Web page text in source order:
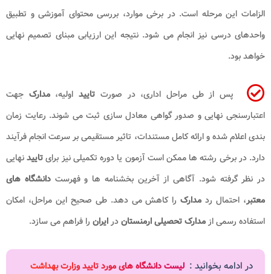
الزامات این مرحله است. در برخی موارد، بررسی محتوای آموزشی و تطبیق
واحدهای درسی نیز انجام می شود. نتیجه این ارزیابی مبنای تصمیم نهایی
خواهد بود.
پس از طی مراحل اداری، در صورت تایید اولیه،مدارک جهت
اعتبارسنجی نهایی و صدور گواهی معادل سازی ثبت می شوند. رعایت زمان
بندی اعلام شده و ارائه کامل مستندات، تاثیر مستقیمی بر سرعت انجام فرآیند
دارد. در برخی رشته ها ممکن است آزمون یا دوره تکمیلی نیز برایتاییدنهایی
در نظر گرفته شود. آگاهی از آخرین بخشنامه ها و فهرستدانشگاه های
معتبر، احتمال رد مدارک را کاهش می دهد. طی صحیح این مراحل، امکان
استفاده رسمی ازمدارک تحصیلی ارمنستاندرایران را فراهم می سازد.
در ادامه بخوانید : لیست دانشگاه های مورد تایید وزارت بهداشت